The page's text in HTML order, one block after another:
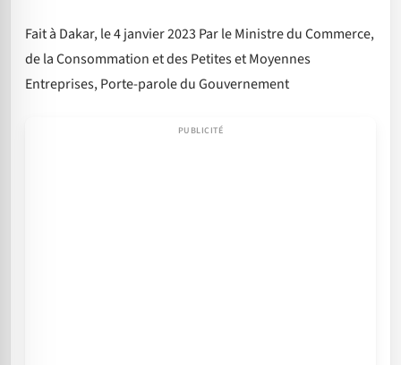
Fait à Dakar, le 4 janvier 2023 Par le Ministre du Commerce,
de la Consommation et des Petites et Moyennes
Entreprises, Porte-parole du Gouvernement